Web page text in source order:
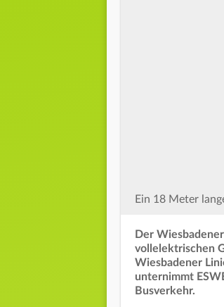
Ein 18 Meter
Der
vollelektrischen
Wiesbadener
unternimmt
Busverkehr.